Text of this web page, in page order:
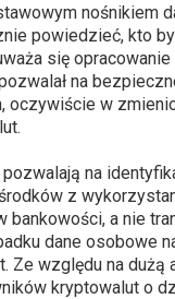
nośnikiem
powiedzieć, kto
się
na
oczywiście w
na
z
a nie
dane osobowe
względu na dużą
kryptowalut o